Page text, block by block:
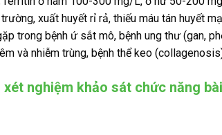
xuất huyết rỉ rả, thiếu máu tán huyết
trong bệnh ứ sắt mô, bệnh ung thư (gan,
và nhiễm trùng, bệnh thể keo
xét nghiệm khảo sát chức năng